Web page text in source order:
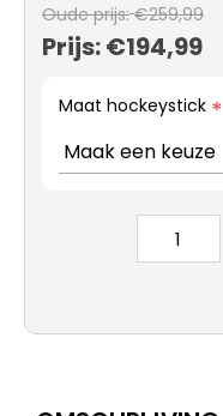
Oude prijs: €259,99
Prijs:€194,99
Maat hockeystick *